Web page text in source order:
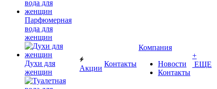
Парфюмерная
вода для
женщин
Духи для
женщин
Акции
Контакты
Компания
Новости
Контакты
+
ЕЩЕ